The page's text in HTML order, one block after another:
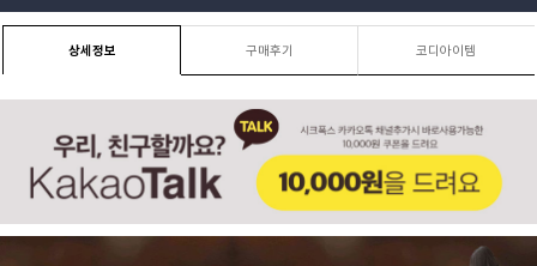
상세정보 구매후기 코디아이템